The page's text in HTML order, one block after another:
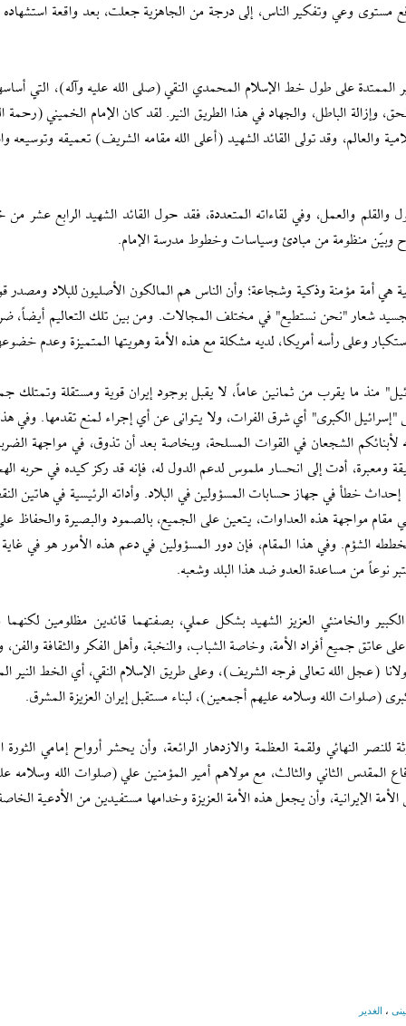
وعي وتفكير الناس، إلى درجة من الجاهزية جعلت، بعد واقعة استشهاده
على طول خط الإسلام المحمدي النقي (صلى الله عليه وآله)، التي
وإزالة الباطل، والجهاد في هذا الطريق النير. لقد كان الإمام الخميني (رحمة
وقد تولى القائد الشهيد (أعلى الله مقامه الشريف) تعميقه وتوسيعه
وبيّن منظومة من مبادئ وسياسات وخطوط مدرسة الإمام.
هي أمة مؤمنة وذكية وشجاعة؛ وأن الناس هم المالكون الأصليون للبلاد ومصدر
شعار "نحن نستطيع" في مختلف المجالات. ومن بين تلك التعاليم أيضاً،
وعلى رأسه أمريكا، لديه مشكلة مع هذه الأمة وهويتها المتميزة وعدم
منذ ما يقرب من ثمانين عاماً، لا يقبل بوجود إيران قوية ومستقلة وتمتلك
"إسرائيل الكبرى" أي شرق الفرات، ولا يتوانى عن أي إجراء لمنع تقدمها. وفي
الشجعان في القوات المسلحة، وبخاصة بعد أن تذوق، في مواجهة
ومعبرة، أدت إلى انحسار ملموس لدعم الدول له، فإنه قد ركز كيده في حربه
خطأ في جهاز حسابات المسؤولين في البلاد. وأداته الرئيسية في هاتين
مواجهة هذه العداوات، يتعين على الجميع، بالصمود والبصيرة والحفاظ
الشؤم. وفي هذا المقام، فإن دور المسؤولين في دعم هذه الأمور هو في غاية
نوعاً من مساعدة العدو ضد هذا البلد وشعبه.
والخامنئي العزيز الشهيد بشكل عملي، بصفتهما قائدين مظلومين لكنهما
عاتق جميع أفراد الأمة، وخاصة الشباب، والنخبة، وأهل الفكر والثقافة والفن،
(عجل الله تعالى فرجه الشريف)، وعلى طريق الإسلام النقي، أي الخط النير
الله وسلامه عليهم أجمعين)، لبناء مستقبل إيران العزيزة المشرق.
للنصر النهائي ولقمة العظمة والازدهار الرائعة، وأن يحشر أرواح إمامي الثورة
المقدس الثاني والثالث، مع مولاهم أمير المؤمنين علي (صلوات الله وسلامه
الإيرانية، وأن يجعل هذه الأمة العزيزة وخدامها مستفيدين من الأدعية
، الغدیر